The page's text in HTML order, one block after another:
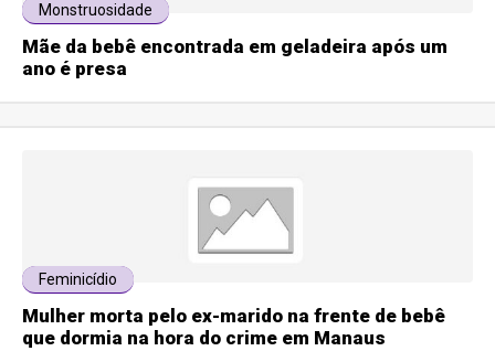
Monstruosidade
Mãe da bebê encontrada em geladeira após um
ano é presa
Feminicídio
Mulher morta pelo ex-marido na frente de bebê
que dormia na hora do crime em Manaus